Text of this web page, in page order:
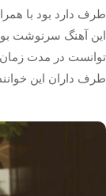
طرف دارد بود با
این آهنگ سرنوشت
توانست در مدت
طرف داران این